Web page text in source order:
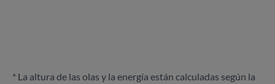
* La altura de las olas y la energía están calculadas según la